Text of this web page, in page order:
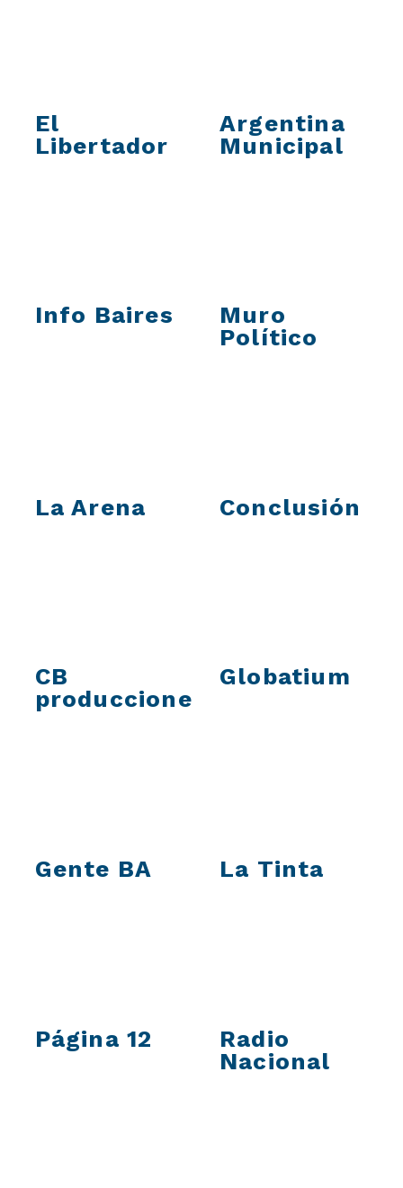
El
Libertador
Argentina
Municipal
Info Baires
Muro
Político
La Arena Conclusión
CB
producciones
Globatium
Gente BA La Tinta
Página 12
Radio
Nacional